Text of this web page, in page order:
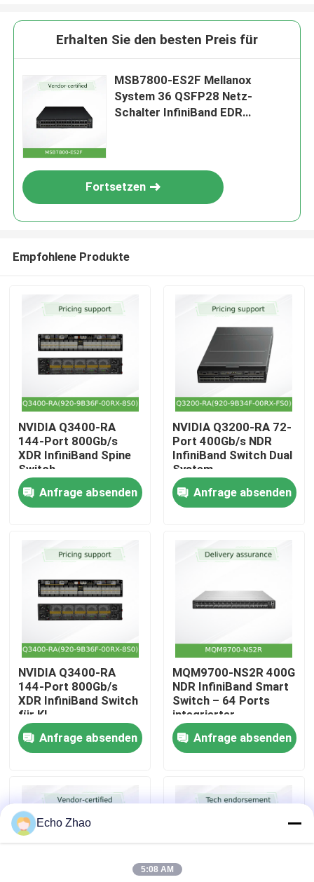
Zu Hause
Videos
Über uns
Werksbesichtigung
Qualitätskontrolle
Kontakt
Fälle
Erhalten Sie den besten Preis für
MSB7800-ES2F Mellanox
System 36 QSFP28 Netz-
Schalter InfiniBand EDR
Fortsetzen
Empfohlene Produkte
NVIDIA Q3400-RA
144-Port 800Gb/s
XDR InfiniBand Spine
Switch
Anfrage absenden
NVIDIA Q3200-RA 72-
Port 400Gb/s NDR
InfiniBand Switch Dual
System
Anfrage absenden
NVIDIA Q3400-RA
144-Port 800Gb/s
XDR InfiniBand Switch
für KI
Anfrage absenden
MQM9700-NS2R 400G
NDR InfiniBand Smart
Switch – 64 Ports
integrierter
Subnetzmanager C2P
AirflowAnfrage absenden
Echo Zhao
5:08 AM